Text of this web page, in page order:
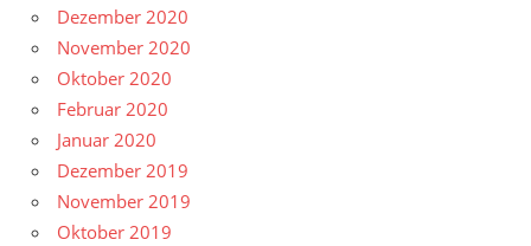
Dezember 2020
November 2020
Oktober 2020
Februar 2020
Januar 2020
Dezember 2019
November 2019
Oktober 2019